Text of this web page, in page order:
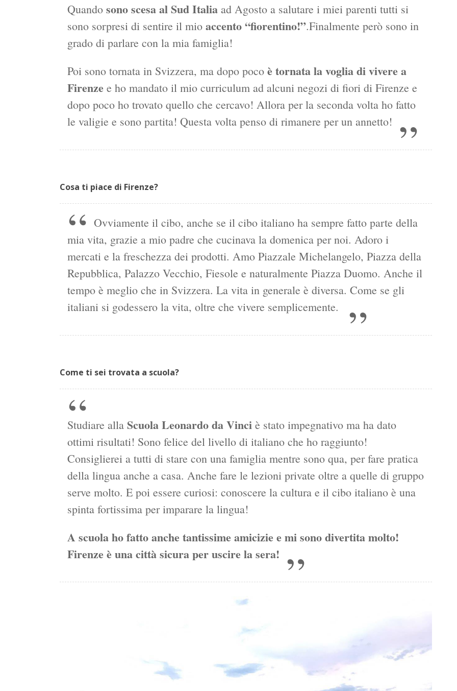
Quando sono scesa al Sud Italia ad Agosto a salutare i miei parenti tutti si
sono sorpresi di sentire il mio accento “fiorentino!”.Finalmente però sono in
grado di parlare con la mia famiglia!
Poi sono tornata in Svizzera, ma dopo poco è tornata la voglia di vivere a
Firenze e ho mandato il mio curriculum ad alcuni negozi di fiori di Firenze e
dopo poco ho trovato quello che cercavo! Allora per la seconda volta ho fatto
le valigie e sono partita! Questa volta penso di rimanere per un annetto!
Cosa ti piace di Firenze?
Ovviamente il cibo, anche se il cibo italiano ha sempre fatto parte della
mia vita, grazie a mio padre che cucinava la domenica per noi. Adoro i
mercati e la freschezza dei prodotti. Amo Piazzale Michelangelo, Piazza della
Repubblica, Palazzo Vecchio, Fiesole e naturalmente Piazza Duomo. Anche il
tempo è meglio che in Svizzera. La vita in generale è diversa. Come se gli
italiani si godessero la vita, oltre che vivere semplicemente.
Come ti sei trovata a scuola?
Studiare alla Scuola Leonardo da Vinci è stato impegnativo ma ha dato
ottimi risultati! Sono felice del livello di italiano che ho raggiunto!
Consiglierei a tutti di stare con una famiglia mentre sono qua, per fare pratica
della lingua anche a casa. Anche fare le lezioni private oltre a quelle di gruppo
serve molto. E poi essere curiosi: conoscere la cultura e il cibo italiano è una
spinta fortissima per imparare la lingua!
A scuola ho fatto anche tantissime amicizie e mi sono divertita molto!
Firenze è una città sicura per uscire la sera!